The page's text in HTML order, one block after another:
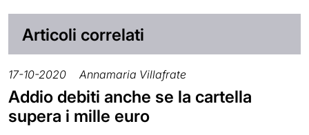
Articoli correlati
17-10-2020 Annamaria Villafrate
Addio debiti anche se la cartella
supera i mille euro